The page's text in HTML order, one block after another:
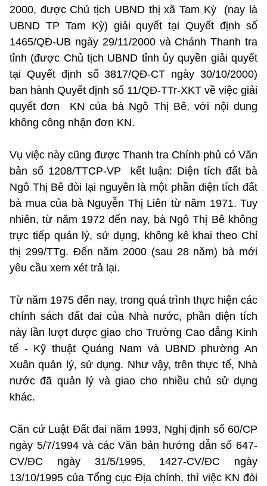
2000, được Chủ tịch UBND thị xã Tam Kỳ (nay là
UBND TP Tam Kỳ) giải quyết tại Quyết định số
1465/QĐ-UB ngày 29/11/2000 và Chánh Thanh tra
tỉnh (được Chủ tịch UBND tỉnh ủy quyền giải quyết
tại Quyết định số 3817/QĐ-CT ngày 30/10/2000)
ban hành Quyết định số 11/QĐ-TTr-XKT về việc giải
quyết đơn KN của bà Ngô Thị Bê, với nội dung
không công nhận đơn KN.
Vụ việc này cũng được Thanh tra Chính phủ có Văn
bản số 1208/TTCP-VP kết luận: Diện tích đất bà
Ngô Thị Bê đòi lại nguyên là một phần diện tích đất
bà mua của bà Nguyễn Thị Liên từ năm 1971. Tuy
nhiên, từ năm 1972 đến nay, bà Ngô Thị Bê không
trực tiếp quản lý, sử dụng, không kê khai theo Chỉ
thị 299/TTg. Đến năm 2000 (sau 28 năm) bà mới
yêu cầu xem xét trả lại.
Từ năm 1975 đến nay, trong quá trình thực hiện các
chính sách đất đai của Nhà nước, phần diện tích
này lần lượt được giao cho Trường Cao đẳng Kinh
tế - Kỹ thuật Quảng Nam và UBND phường An
Xuân quản lý, sử dụng. Như vậy, trên thực tế, Nhà
nước đã quản lý và giao cho nhiều chủ sử dụng
khác.
Căn cứ Luật Đất đai năm 1993, Nghị định số 60/CP
ngày 5/7/1994 và các Văn bản hướng dẫn số 647-
CV/ĐC ngày 31/5/1995, 1427-CV/ĐC ngày
13/10/1995 của Tổng cục Địa chính, thì việc KN đòi